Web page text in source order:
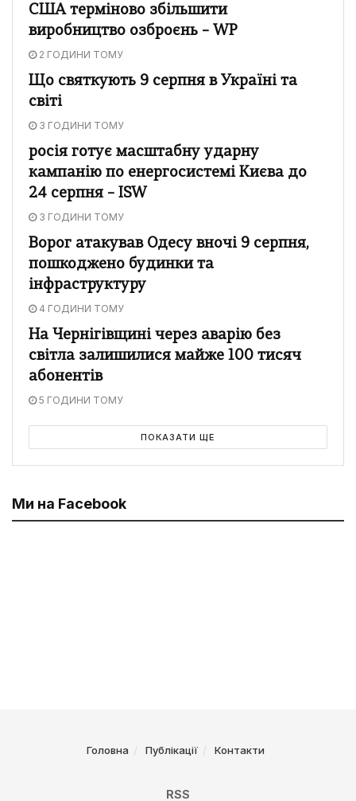
США терміново збільшити
виробництво озброєнь – WP
2 ГОДИНИ ТОМУ
Що святкують 9 серпня в Україні та
світі
3 ГОДИНИ ТОМУ
росія готує масштабну ударну
кампанію по енергосистемі Києва до
24 серпня – ISW
3 ГОДИНИ ТОМУ
Ворог атакував Одесу вночі 9 серпня,
пошкоджено будинки та
інфраструктуру
4 ГОДИНИ ТОМУ
На Чернігівщині через аварію без
світла залишилися майже 100 тисяч
абонентів
5 ГОДИНИ ТОМУ
ПОКАЗАТИ ЩЕ
Ми на Facebook
Головна Публікації Контакти
RSS